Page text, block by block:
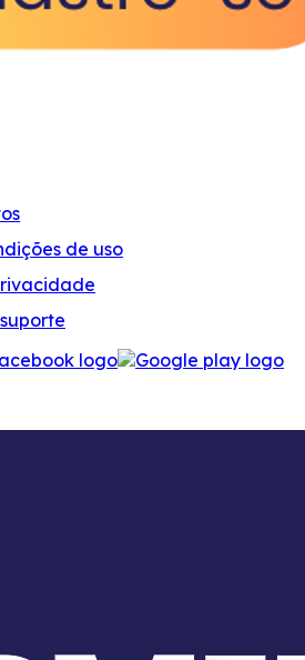
de uso